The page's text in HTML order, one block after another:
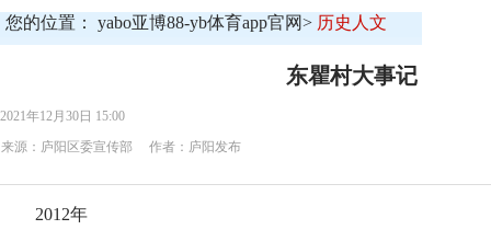
您的位置： yabo亚博88-yb体育app官网> 历史人文
东瞿村大事记
2021年12月30日 15:00
来源：庐阳区委宣传部 作者：庐阳发布
2012年